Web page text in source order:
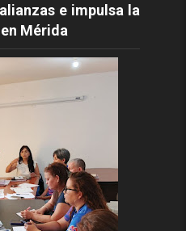
e impulsa la
Mérida